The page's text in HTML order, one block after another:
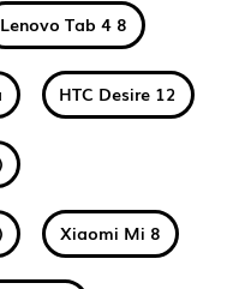
Lenovo Tab 4 8
HTC Desire 12
Xiaomi Mi 8